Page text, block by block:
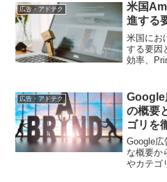
広告・アドテク
米国
進する
米国にお
する要因
効率、
広告・アドテク
Google
の概要
ゴリを
Google広
な概要か
やカテゴ